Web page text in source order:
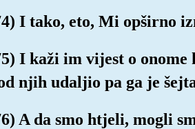
I tako, eto, Mi opširno
I kaži im vijest o onome
njih udaljio pa ga je
A da smo htjeli, mogli